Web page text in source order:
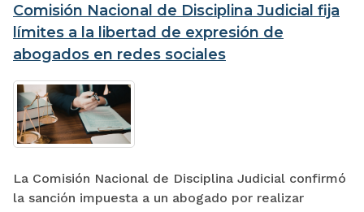
Comisión Nacional de Disciplina Judicial fija
límites a la libertad de expresión de
abogados en redes sociales
La Comisión Nacional de Disciplina Judicial confirmó
la sanción impuesta a un abogado por realizar